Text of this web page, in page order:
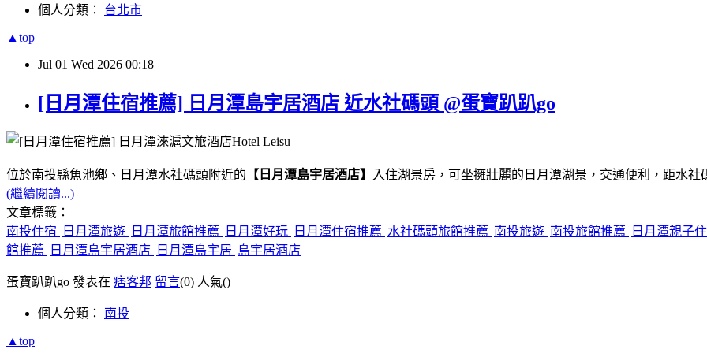
個人分類： 台北市
▲top
Jul 01 Wed 2026 00:18
[日月潭住宿推薦] 日月潭島宇居酒店 近水社碼頭 @蛋寶趴趴go
位於南投縣魚池鄉、日月潭水社碼頭附近的 【日月潭島宇居酒店】
入住湖景房，可坐擁壯麗的日月潭湖景，交通便利，距水社
(繼續閱讀...)
文章標籤：
南投住宿
日月潭旅遊 日月潭旅館推薦 日月潭好玩 日月潭住宿推薦 水社碼頭旅館推薦 南投旅遊 南投旅館推薦
日月潭親子
館推薦
日月潭島宇居酒店 日月潭島宇居 島宇居酒店
蛋寶趴趴go 發表在 痞客邦 留言(0) 人氣()
個人分類： 南投
▲top